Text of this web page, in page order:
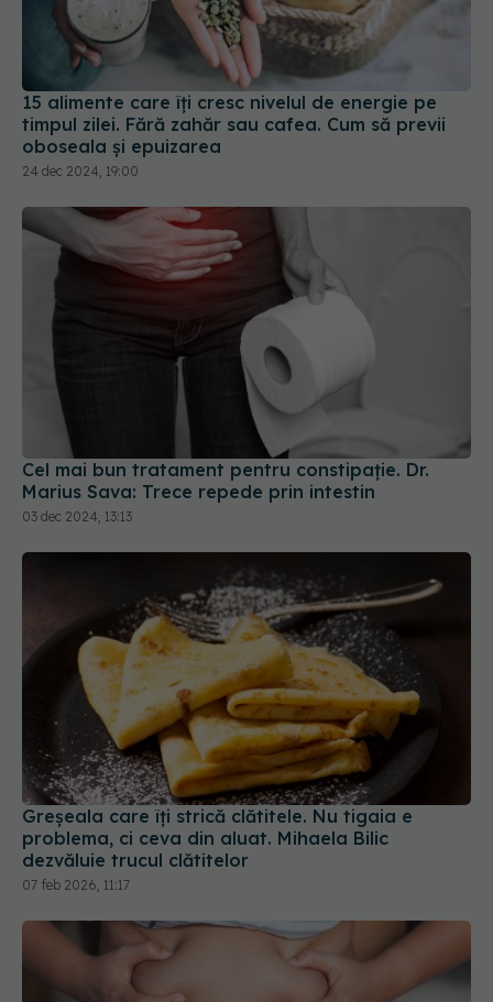
15 alimente care îți cresc nivelul de energie pe
timpul zilei. Fără zahăr sau cafea. Cum să previi
oboseala și epuizarea
24 dec 2024, 19:00
Cel mai bun tratament pentru constipație. Dr.
Marius Sava: Trece repede prin intestin
03 dec 2024, 13:13
Greșeala care îți strică clătitele. Nu tigaia e
problema, ci ceva din aluat. Mihaela Bilic
dezvăluie trucul clătitelor
07 feb 2026, 11:17